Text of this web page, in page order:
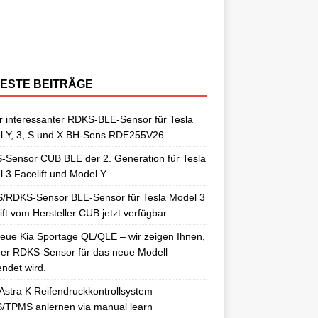
BEITRÄGE
interessanter RDKS-BLE-Sensor für Tesla
Y, 3, S und X BH-Sens RDE255V26
Sensor CUB BLE der 2. Generation für Tesla
3 Facelift und Model Y
RDKS-Sensor BLE-Sensor für Tesla Model 3
vom Hersteller CUB jetzt verfügbar
Kia Sportage QL/QLE – wir zeigen Ihnen,
RDKS-Sensor für das neue Modell
wird.
K Reifendruckkontrollsystem
TPMS anlernen via manual learn